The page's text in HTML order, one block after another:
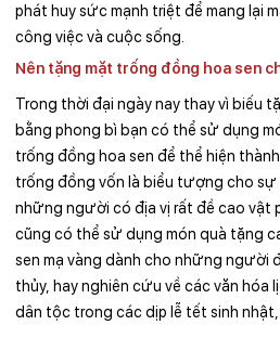
phát huy sức mạnh triệt để mang lại
công việc và cuộc sống.
Nên tặng mặt trống đồng hoa sen
Trong thời đại ngày nay thay vì biếu
bằng phong bì bạn có thể sử dụng
trống đồng hoa sen để thể hiện
trống đồng vốn là biểu tượng cho sự
những người có địa vị rất đề cao vật
cũng có thể sử dụng món quà tặng
sen mạ vàng dành cho những người
thủy, hay nghiên cứu về các văn hóa
dân tộc trong các dịp lễ tết sinh nhật,